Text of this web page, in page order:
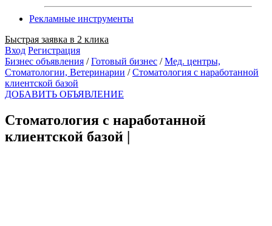
Рекламные инструменты
Быстрая заявка в 2 клика
Вход Регистрация
Бизнес объявления /Готовый бизнес /Мед. центры,
Стоматологии, Ветеринарии /Cтоматология с наработанной
клиентской базой
ДОБАВИТЬ ОБЪЯВЛЕНИЕ
Cтоматология с наработанной
клиентской базой |